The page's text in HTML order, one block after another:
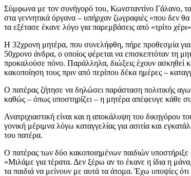
Σύμφωνα με τον συνήγορό του, Κωνσταντίνο Γάλανο,
στα γεννητικά όργανα – υπήρχαν ζωγραφιές «που δεν
τα εξέτασε έκανε λόγο για παρεμβάσεις από «τρίτο
Η 32χρονη μητέρα, που συνελήφθη, πήρε προθεσμία
50χρονο άνδρα, ο οποίος φέρεται να επισκεπτόταν τη
προκαλούσε πόνο. Παράλληλα, διώξεις έχουν ασκηθεί
κακοποίηση τους πριν από περίπου δέκα ημέρες –
Ο πατέρας ζήτησε να δηλώσει παράσταση πολιτικής
καθώς – όπως υποστηρίζει – η μητέρα απέφευγε κάθε
Ανατριχιαστική είναι και η αποκάλυψη του δικηγόρου
γονική μέριμνα λόγω καταγγελίας για ασιτία και
του πατέρα.
Ο πατέρας των δύο κακοποιημένων παιδιών
«Μιλάμε για τέρατα. Δεν ξέρω αν το έκανε η ίδια η
τα παιδιά να μείνουν με αυτά τα άτομα. Έχω υποψίες